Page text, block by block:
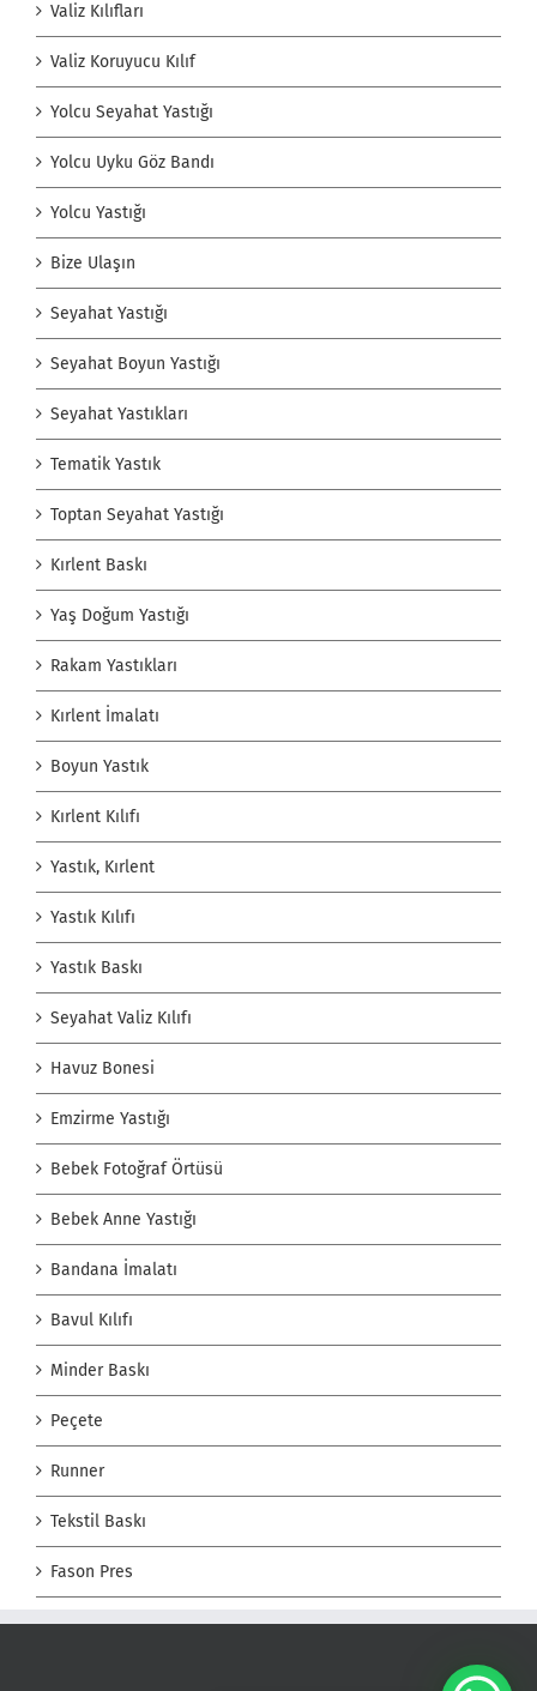
Valiz Kılıfları
Valiz Koruyucu Kılıf
Yolcu Seyahat Yastığı
Yolcu Uyku Göz Bandı
Yolcu Yastığı
Bize Ulaşın
Seyahat Yastığı
Seyahat Boyun Yastığı
Seyahat Yastıkları
Tematik Yastık
Toptan Seyahat Yastığı
Kırlent Baskı
Yaş Doğum Yastığı
Rakam Yastıkları
Kırlent İmalatı
Boyun Yastık
Kırlent Kılıfı
Yastık, Kırlent
Yastık Kılıfı
Yastık Baskı
Seyahat Valiz Kılıfı
Havuz Bonesi
Emzirme Yastığı
Bebek Fotoğraf Örtüsü
Bebek Anne Yastığı
Bandana İmalatı
Bavul Kılıfı
Minder Baskı
Peçete
Runner
Tekstil Baskı
Fason Pres